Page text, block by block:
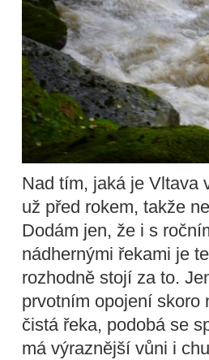
Nad tím, jaká je Vltava
už před rokem, takže
Dodám jen, že i s
nádhernými řekami je
rozhodně stojí za to.
prvotním opojení skoro
čistá řeka, podobá se
má výraznější vůni i